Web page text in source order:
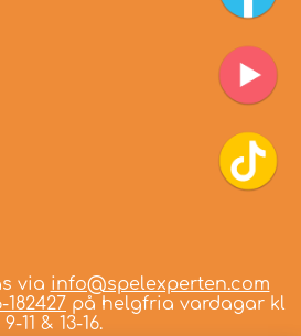
via info@spelexperten.com
182427 på helgfria vardagar kl
9-11 & 13-16.